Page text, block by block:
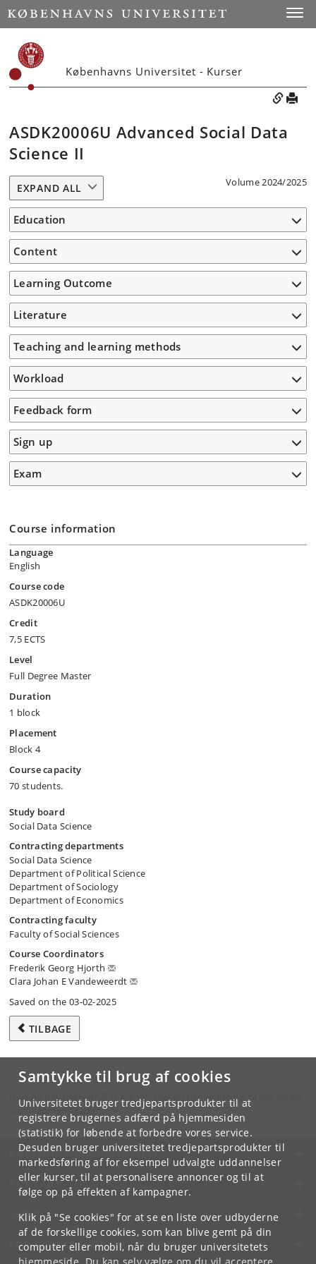
Samtykke til brug af cookies
Universitetet bruger tredjepartsprodukter til at
registrere brugernes adfærd på hjemmesiden
(statistik) for løbende at forbedre vores service.
Desuden bruger universitetet tredjepartsprodukter til
markedsføring af for eksempel udvalgte uddannelser
eller kurser, til at personalisere annoncer og til at
følge op på effekten af kampagner.
Klik på "Se cookies" for at se en liste over udbyderne
af de forskellige cookies, som kan blive gemt på din
computer eller mobil, når du bruger universitetets
Københavns Universitet - Kurser
ASDK20006U Advanced Social Data
Science II
Volume 2024/2025
EXPAND ALL
Education
Content
Learning Outcome
Literature
Teaching and learning methods
Workload
Feedback form
Sign up
Exam
Course information
Language
English
Course code
ASDK20006U
Credit
7,5 ECTS
Level
Full Degree Master
Duration
1 block
Placement
Block 4
Course capacity
70 students.
Study board
Social Data Science
Contracting departments
Social Data Science
Department of Political Science
Department of Sociology
Department of Economics
Contracting faculty
Faculty of Social Sciences
Course Coordinators
Frederik Georg Hjorth
Clara Johan E Vandeweerdt
Saved on the 03-02-2025
TILBAGE
Hvis du har spørgsmål til kurset, skal du henvende dig til din lokale
studieadministration.
KØBENHAVNS UNIVERSITET
KONTAKT
SERVICES
FOR STUDERENDE OG ANSATTE